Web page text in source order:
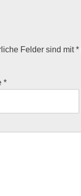
Felder sind mit*
*